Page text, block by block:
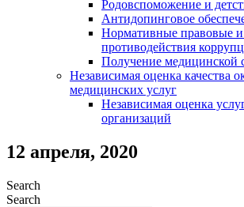
Родовспоможение и
Антидопинговое
Нормативные правовые
противодействия
Получение медицинской
Независимая оценка качества
медицинских услуг
Независимая оценка
организаций
12 апреля, 2020
Search
Search